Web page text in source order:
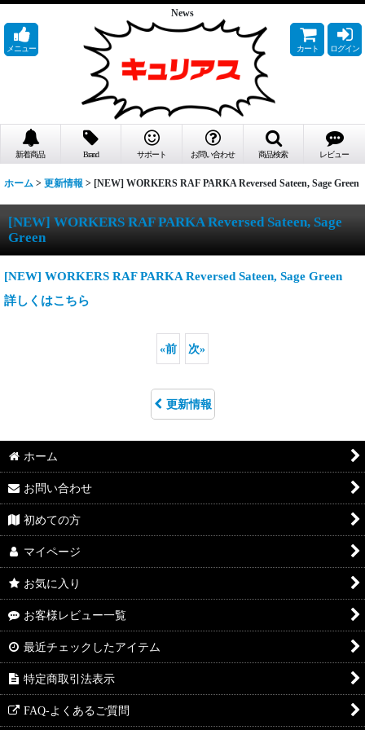
News
メニュー カート ログイン
新着商品 Brand サポート お問い合わせ 商品検索 レビュー
ホーム > 更新情報 > [NEW] WORKERS RAF PARKA Reversed Sateen, Sage Green
[NEW] WORKERS RAF PARKA Reversed Sateen, Sage
Green
[NEW] WORKERS RAF PARKA Reversed Sateen, Sage Green
詳しくはこちら
«前 次»
更新情報
ホーム
お問い合わせ
初めての方
マイページ
お気に入り
お客様レビュー一覧
最近チェックしたアイテム
特定商取引法表示
FAQ-よくあるご質問